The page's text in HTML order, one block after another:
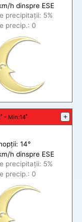
h dinspre ESE
precipitații: 5%
precip.: 0
- Min:14˚ +
14°
h dinspre ESE
precipitații: 5%
precip.: 0